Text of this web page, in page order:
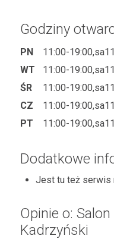
Godziny
PN
11:00-
WT
11:00-
ŚR
11:00-
CZ
11:00-
PT
11:00-
Dodatkowe
Jest tu też serwis
Opinie o:
Kadrzyński